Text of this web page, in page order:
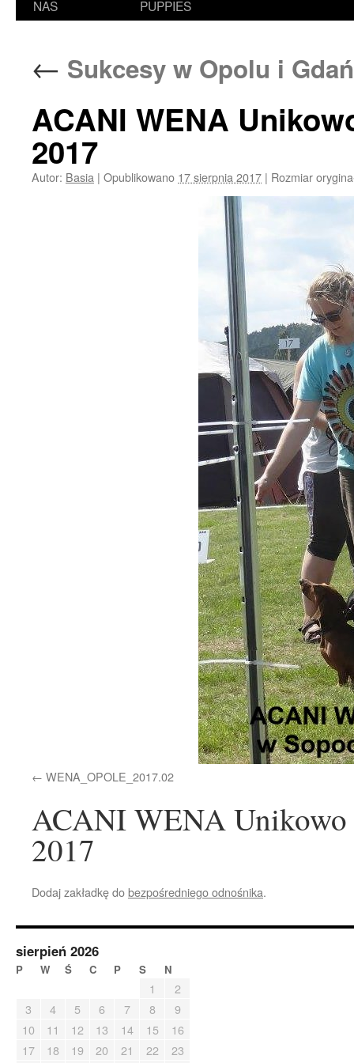
NAS
PUPPIES
← Sukcesy w Opolu i
ACANI WENA
2017
Autor: Basia | Opublikowano 17 sierpnia 2017 | Rozmiar
WENA_OPOLE_2017.02
ACANI WENA Unikowo
2017
Dodaj zakładkę dobezpośredniego odnośnika.
sierpień 2026
P W Ś C P S N
1
2
3
4 5 6 7 8
9
10
11 12 13 14 15
16
17
18 19 20 21 22
23